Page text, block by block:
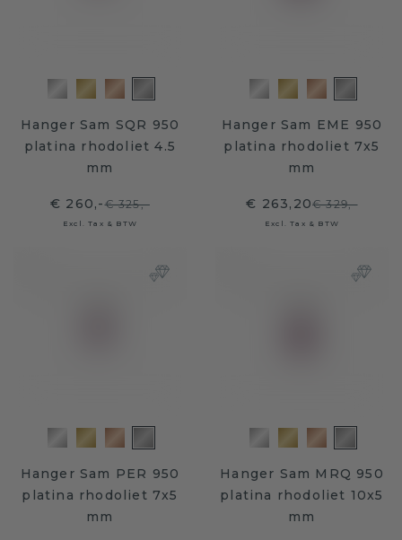
Hanger Sam SQR 950
platina rhodoliet 4.5
mm
€ 260,-€ 325,-
Excl. Tax & BTW
Hanger Sam EME 950
platina rhodoliet 7x5
mm
€ 263,20€ 329,-
Excl. Tax & BTW
Hanger Sam PER 950
platina rhodoliet 7x5
mm
Hanger Sam MRQ 950
platina rhodoliet 10x5
mm